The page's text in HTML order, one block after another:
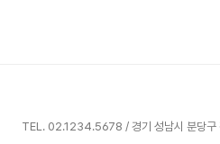
TEL. 02.1234.5678 / 경기 성남시 분당구